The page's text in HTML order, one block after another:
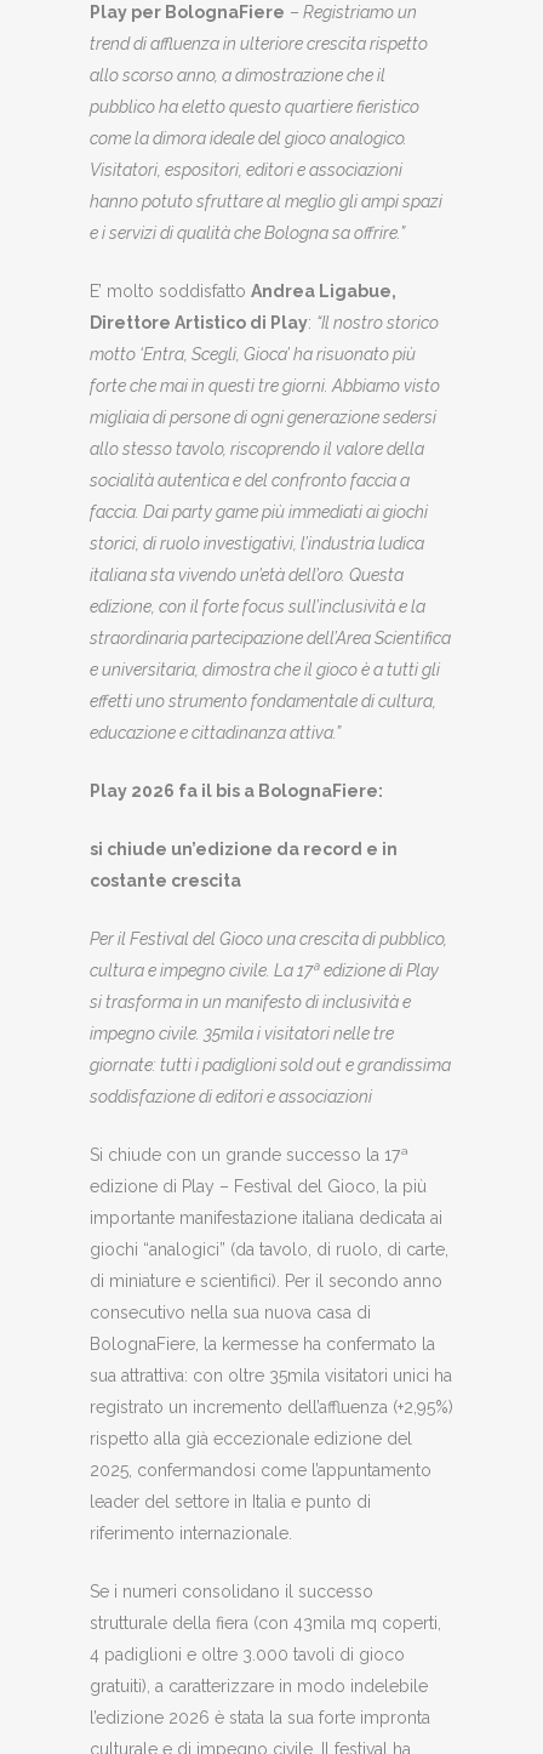
Play per BolognaFiere – Registriamo un
trend di affluenza in ulteriore crescita rispetto
allo scorso anno, a dimostrazione che il
pubblico ha eletto questo quartiere fieristico
come la dimora ideale del gioco analogico.
Visitatori, espositori, editori e associazioni
hanno potuto sfruttare al meglio gli ampi spazi
e i servizi di qualità che Bologna sa offrire.”
E’ molto soddisfatto Andrea Ligabue,
Direttore Artistico di Play: “Il nostro storico
motto ‘Entra, Scegli, Gioca’ ha risuonato più
forte che mai in questi tre giorni. Abbiamo visto
migliaia di persone di ogni generazione sedersi
allo stesso tavolo, riscoprendo il valore della
socialità autentica e del confronto faccia a
faccia. Dai party game più immediati ai giochi
storici, di ruolo investigativi, l’industria ludica
italiana sta vivendo un’età dell’oro. Questa
edizione, con il forte focus sull’inclusività e la
straordinaria partecipazione dell’Area Scientifica
e universitaria, dimostra che il gioco è a tutti gli
effetti uno strumento fondamentale di cultura,
educazione e cittadinanza attiva.”
Play 2026 fa il bis a BolognaFiere:
si chiude un’edizione da record e in
costante crescita
Per il Festival del Gioco una crescita di pubblico,
cultura e impegno civile. La 17ª edizione di Play
si trasforma in un manifesto di inclusività e
impegno civile. 35mila i visitatori nelle tre
giornate: tutti i padiglioni sold out e grandissima
soddisfazione di editori e associazioni
Si chiude con un grande successo la 17ª
edizione di Play – Festival del Gioco, la più
importante manifestazione italiana dedicata ai
giochi “analogici” (da tavolo, di ruolo, di carte,
di miniature e scientifici). Per il secondo anno
consecutivo nella sua nuova casa di
BolognaFiere, la kermesse ha confermato la
sua attrattiva: con oltre 35mila visitatori unici ha
registrato un incremento dell’affluenza (+2,95%)
rispetto alla già eccezionale edizione del
2025, confermandosi come l’appuntamento
leader del settore in Italia e punto di
riferimento internazionale.
Se i numeri consolidano il successo
strutturale della fiera (con 43mila mq coperti,
4 padiglioni e oltre 3.000 tavoli di gioco
gratuiti), a caratterizzare in modo indelebile
l’edizione 2026 è stata la sua forte impronta
culturale e di impegno civile. Il festival ha